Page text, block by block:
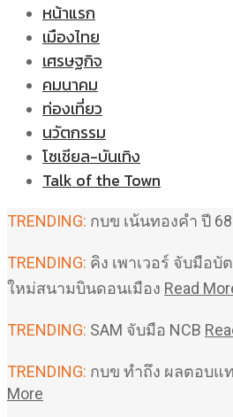
หน้าแรก
เมืองไทย
เศรษฐกิจ
คมนาคม
ท่องเที่ยว
นวัตกรรม
โซเชียล-บันเทิง
Talk of the Town
TRENDING: กบข เน้นทองคำ ปี 68
TRENDING: คิง เพาเวอร์ จับมือบั
ใหม่สนามบินดอนเมือง Read
TRENDING: SAM จับมือ NCB
TRENDING: กบข ทำถึง ผลตอบแ
More